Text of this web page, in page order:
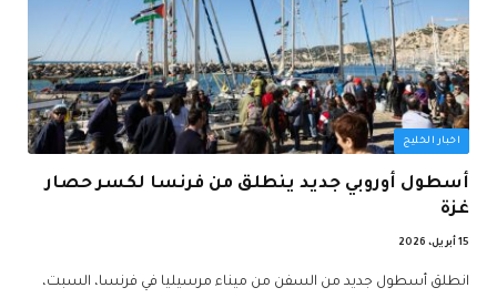
اخبار الخليج
أسطول أوروبي جديد ينطلق من فرنسا لكسر حصار
غزة
15 أبريل، 2026
انطلق أسطول جديد من السفن من ميناء مرسيليا في فرنسا، السبت،